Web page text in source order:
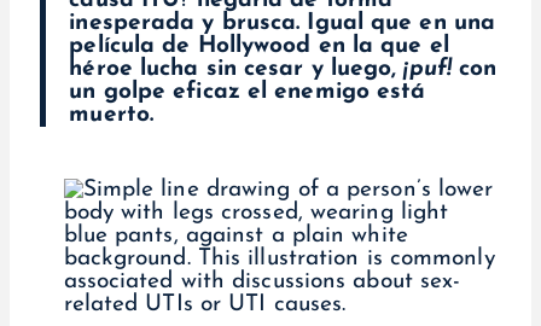
inesperada y brusca. Igual que en una
película de Hollywood en la que el
héroe lucha sin cesar y luego,¡puf!con
un golpe eficaz el enemigo está
muerto.